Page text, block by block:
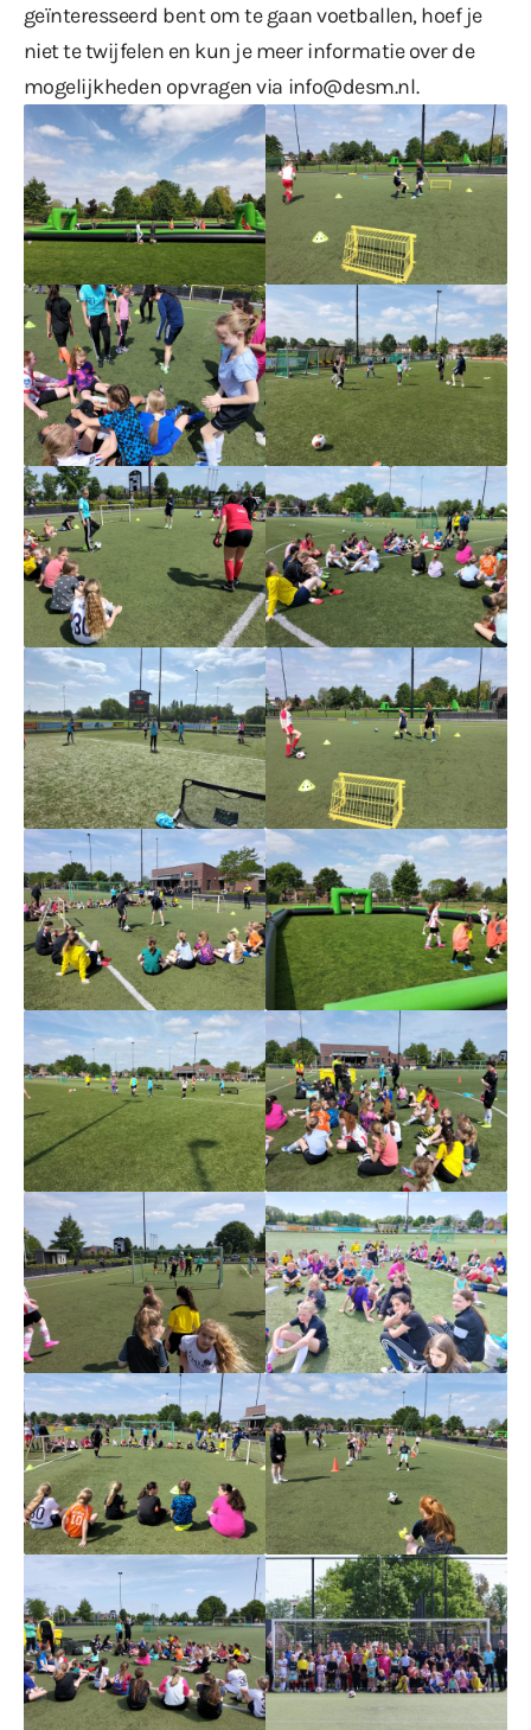
geïnteresseerd bent om te gaan voetballen, hoef je
niet te twijfelen en kun je meer informatie over de
mogelijkheden opvragen via info@desm.nl.